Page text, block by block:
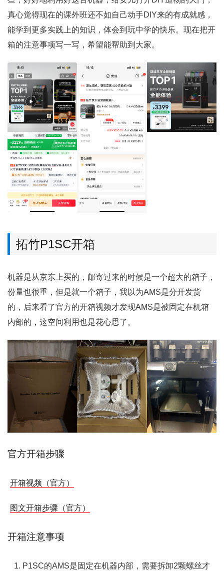
真心觉得现在的课外班还不如自己动手DIY来的有成就感，
能学到更多实践上的知识，体会到玩中学的快乐。现在把开
箱的注意事项写一写，希望能帮助到大家。
拓竹P1SC开箱
机器是从京东上买的，邮寄过来的时候是一个超大的箱子，
份量也很重，但是就一个箱子，我以为AMS是分开发货
的，后来看了官方的开箱视频才发现AMS是被固定在机箱
内部的，这空间利用也是花心思了。
官方开箱步骤
开箱视频（官方）
图文开箱步骤（官方）
开箱注意事项
P1SC的AMS是固定在机器内部，需要拆卸2颗螺丝才